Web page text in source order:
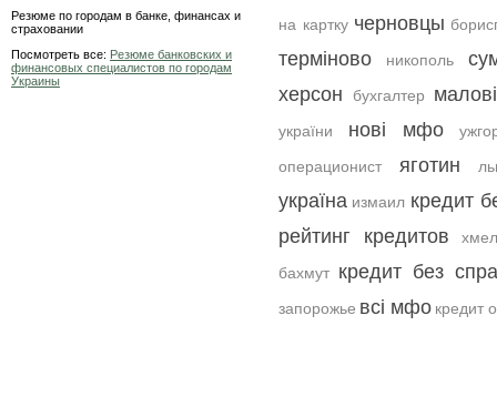
Резюме по городам в банке, финансах и
страховании
Посмотреть все: Резюме банковских и
финансовых специалистов по городам
Украины
на картку черновцы
терміново никополь
херсон
бухгалтер
україни нові мфо
операционист
яготин
україна измаил кредит
рейтинг кредитов
бахмут кредит без
запорожье всі мфо кредит